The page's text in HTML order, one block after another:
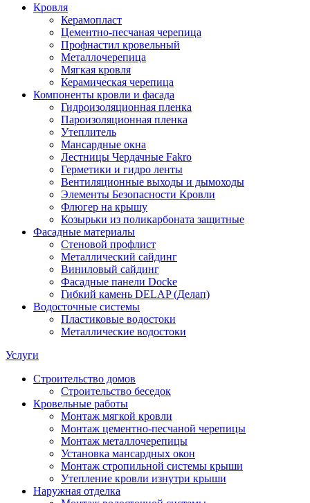
Кровля
Керамопласт
Цементно-песчаная черепица
Профнастил кровельный
Металлочерепица
Мягкая кровля
Керамическая черепица
Компоненты кровли и фасада
Гидроизоляционная пленка
Пароизоляционная пленка
Утеплитель
Мансардные окна
Лестницы Чердачные Fakro
Герметики и гидро ленты
Вентиляционные выходы и дымоходы
Элементы Безопасности Кровли
Флюгер на крышу
Козырьки из поликарбоната защитные
Фасадные материалы
Стеновой профлист
Металлический сайдинг
Виниловый сайдинг
Фасадные панели Docke
Гибкий камень DELAP (Делап)
Водосточные системы
Пластиковые водостоки
Металлические водостоки
Услуги
Строительство домов
Строительство беседок
Кровельные работы
Монтаж мягкой кровли
Монтаж цементно-песчаной черепицы
Монтаж металлочерепицы
Установка мансардных окон
Монтаж стропильной системы крыши
Утепление кровли изнутри крыши
Наружная отделка